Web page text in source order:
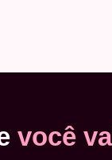
você